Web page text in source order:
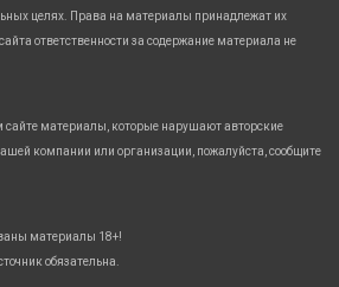
целях. Права на материалы принадлежат их
ответственности за содержание материала не
материалы, которые нарушают авторские
компании или организации, пожалуйста, сообщите
материалы 18+!
обязательна.